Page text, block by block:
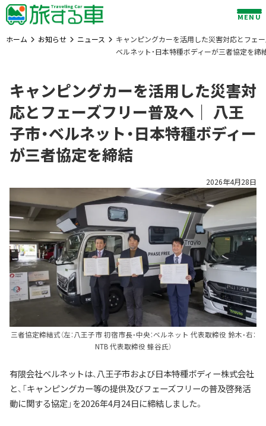
Skip
to
content
MENU
ホーム お知らせ ニュース
キャンピングカーを活用した災害対応とフェ
ベルネット・日本特種ボディーが三者協定を締
キャンピングカーを活用した災害対
応とフェーズフリー普及へ｜ 八王
子市・ベルネット・日本特種ボディー
が三者協定を締結
2026年4月28日
三者協定締結式（左：八王子市 初宿市長・中央：ベルネット 代表取締役 鈴木・右：
NTB 代表取締役 蜂谷氏）
有限会社ベルネットは、八王子市および日本特種ボディー株式会社
と、「キャンピングカー等の提供及びフェーズフリーの普及啓発活
動に関する協定」を2026年4月24日に締結しました。